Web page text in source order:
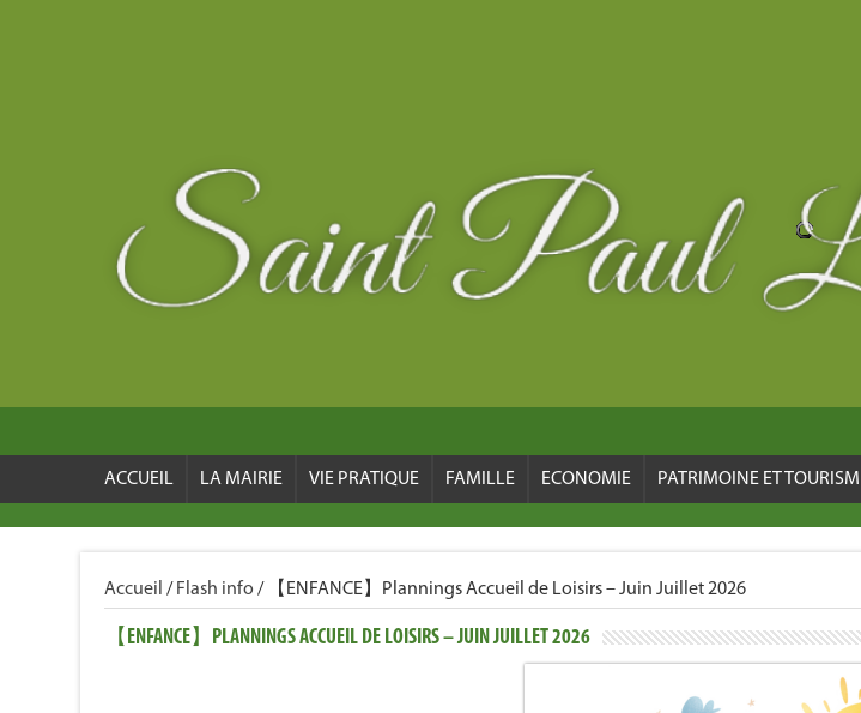
ACCUEIL LA MAIRIE VIE PRATIQUE FAMILLE ECONOMIE PATRIMOINE ET
Accueil / Flash info / 【ENFANCE】Plannings Accueil de Loisirs – Juin Juillet 2026
【ENFANCE】PLANNINGS ACCUEIL DE LOISIRS – JUIN JUILLET 2026